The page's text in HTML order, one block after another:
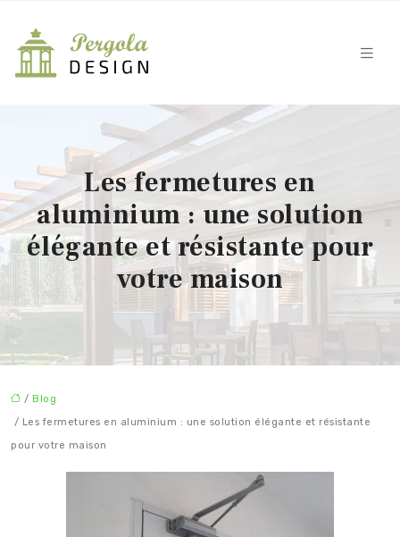
Les fermetures en
aluminium : une solution
élégante et résistante pour
votre maison
/ Blog
/ Les fermetures en aluminium : une solution élégante et résistante
pour votre maison